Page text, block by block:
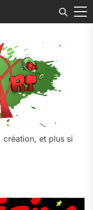
création, et plus si